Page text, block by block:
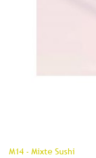
M14 - Mixte Sushi